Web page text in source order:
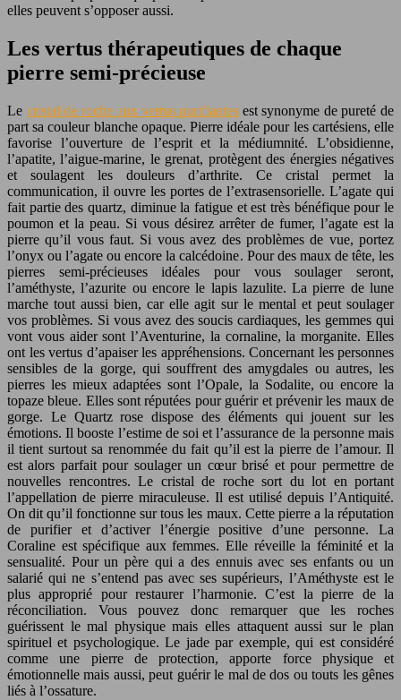
elles peuvent s’opposer aussi.
Les vertus thérapeutiques de chaque
pierre semi-précieuse
Le cristal de roche aux vertus purifiantes est synonyme de pureté de
part sa couleur blanche opaque. Pierre idéale pour les cartésiens, elle
favorise l’ouverture de l’esprit et la médiumnité. L’obsidienne,
l’apatite, l’aigue-marine, le grenat, protègent des énergies négatives
et soulagent les douleurs d’arthrite. Ce cristal permet la
communication, il ouvre les portes de l’extrasensorielle. L’agate qui
fait partie des quartz, diminue la fatigue et est très bénéfique pour le
poumon et la peau. Si vous désirez arrêter de fumer, l’agate est la
pierre qu’il vous faut. Si vous avez des problèmes de vue, portez
l’onyx ou l’agate ou encore la calcédoine. Pour des maux de tête, les
pierres semi-précieuses idéales pour vous soulager seront,
l’améthyste, l’azurite ou encore le lapis lazulite. La pierre de lune
marche tout aussi bien, car elle agit sur le mental et peut soulager
vos problèmes. Si vous avez des soucis cardiaques, les gemmes qui
vont vous aider sont l’Aventurine, la cornaline, la morganite. Elles
ont les vertus d’apaiser les appréhensions. Concernant les personnes
sensibles de la gorge, qui souffrent des amygdales ou autres, les
pierres les mieux adaptées sont l’Opale, la Sodalite, ou encore la
topaze bleue. Elles sont réputées pour guérir et prévenir les maux de
gorge. Le Quartz rose dispose des éléments qui jouent sur les
émotions. Il booste l’estime de soi et l’assurance de la personne mais
il tient surtout sa renommée du fait qu’il est la pierre de l’amour. Il
est alors parfait pour soulager un cœur brisé et pour permettre de
nouvelles rencontres. Le cristal de roche sort du lot en portant
l’appellation de pierre miraculeuse. Il est utilisé depuis l’Antiquité.
On dit qu’il fonctionne sur tous les maux. Cette pierre a la réputation
de purifier et d’activer l’énergie positive d’une personne. La
Coraline est spécifique aux femmes. Elle réveille la féminité et la
sensualité. Pour un père qui a des ennuis avec ses enfants ou un
salarié qui ne s’entend pas avec ses supérieurs, l’Améthyste est le
plus approprié pour restaurer l’harmonie. C’est la pierre de la
réconciliation. Vous pouvez donc remarquer que les roches
guérissent le mal physique mais elles attaquent aussi sur le plan
spirituel et psychologique. Le jade par exemple, qui est considéré
comme une pierre de protection, apporte force physique et
émotionnelle mais aussi, peut guérir le mal de dos ou touts les gênes
liés à l’ossature.